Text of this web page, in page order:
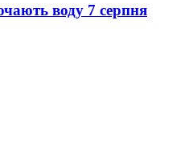
воду 7 серпня